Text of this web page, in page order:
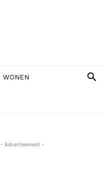
WONEN
- Advertisement -